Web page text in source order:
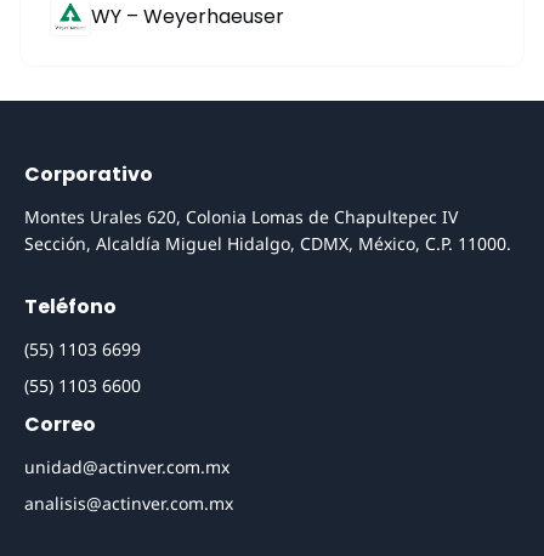
WY – Weyerhaeuser
Corporativo
Montes Urales 620, Colonia Lomas de Chapultepec IV
Sección, Alcaldía Miguel Hidalgo, CDMX, México, C.P. 11000.
Teléfono
(55) 1103 6699
(55) 1103 6600
Correo
unidad@actinver.com.mx
analisis@actinver.com.mx